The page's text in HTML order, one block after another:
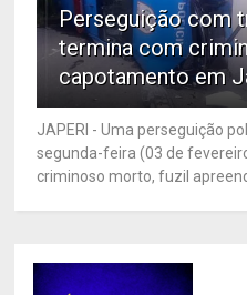
Perseguição com
termina com
capotamento em
JAPERI - Uma perseguição
segunda-feira (03 de
criminoso morto, fuzil